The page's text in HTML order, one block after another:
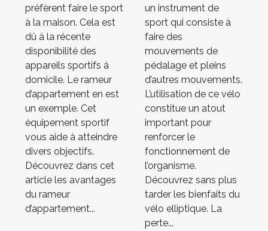
préfèrent faire le sport
à la maison. Cela est
dû à la récente
disponibilité des
appareils sportifs à
domicile. Le rameur
d’appartement en est
un exemple. Cet
équipement sportif
vous aide à atteindre
divers objectifs.
Découvrez dans cet
article les avantages
du rameur
d’appartement...
un instrument de
sport qui consiste à
faire des
mouvements de
pédalage et pleins
d’autres mouvements.
L’utilisation de ce vélo
constitue un atout
important pour
renforcer le
fonctionnement de
l’organisme.
Découvrez sans plus
tarder les bienfaits du
vélo elliptique. La
perte...